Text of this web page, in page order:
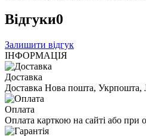
Відгуки0
Залишити відгук
ІНФОРМАЦІЯ
Доставка
Доставка Нова пошта, Укрпошта,
Оплата
Оплата карткою на сайті або при